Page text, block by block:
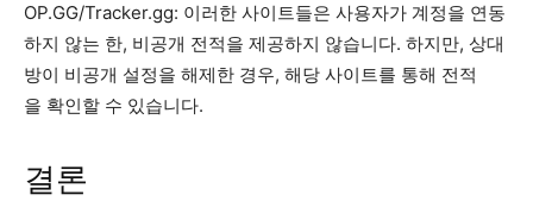
OP.GG/Tracker.gg: 이러한 사이트들은 사용자가 계정을 연동
하지 않는 한, 비공개 전적을 제공하지 않습니다. 하지만, 상대
방이 비공개 설정을 해제한 경우, 해당 사이트를 통해 전적
을 확인할 수 있습니다.
결론